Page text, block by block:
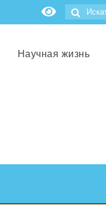
Научная жизнь